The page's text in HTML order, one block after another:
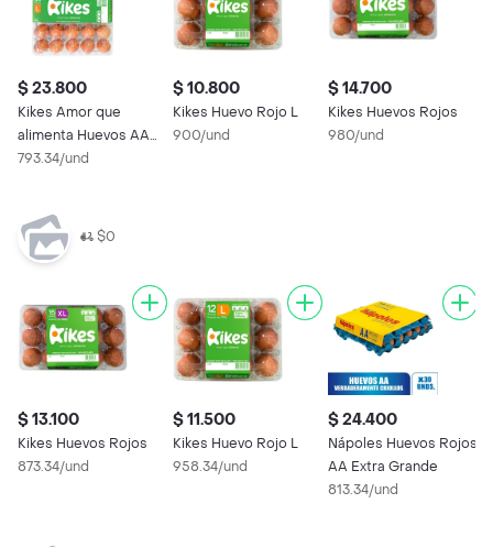
$ 23.800
Kikes Amor que
alimenta Huevos AA
Rojos L
793.34/und
$ 10.800
Kikes Huevo Rojo L
900/und
$ 14.700
Kikes Huevos Rojos
980/und
$0
$ 13.100
Kikes Huevos Rojos
873.34/und
$ 11.500
Kikes Huevo Rojo L
958.34/und
$ 24.400
Nápoles Huevos Rojos
AA Extra Grande
813.34/und